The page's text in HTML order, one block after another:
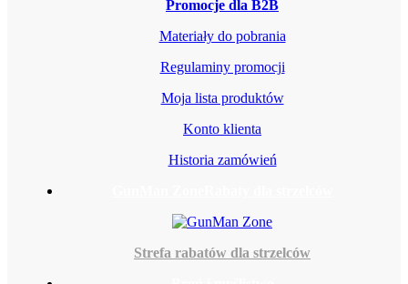
Promocje dla B2B
Materiały do pobrania
Regulaminy promocji
Moja lista produktów
Konto klienta
Historia zamówień
Strefa rabatów dla strzelców